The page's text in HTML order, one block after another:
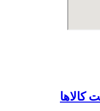
کالاها